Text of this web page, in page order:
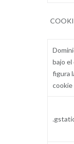
bajo el
figura
cookie